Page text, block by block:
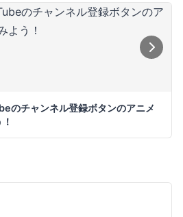
チャンネル登録ボタンのアニメ